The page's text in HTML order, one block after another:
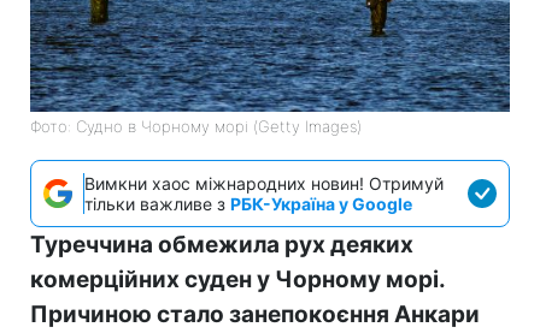
Фото: Судно в Чорному морі (Getty Images)
Вимкни хаос міжнародних новин! Отримуй
тільки важливе з РБК-Україна у Google
Туреччина обмежила рух деяких
комерційних суден у Чорному морі.
Причиною стало занепокоєння Анкари